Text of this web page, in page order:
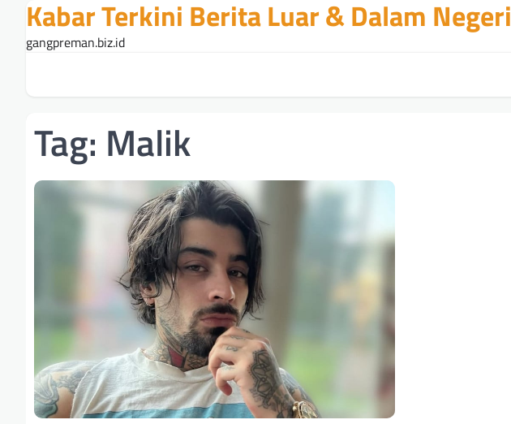
content
Kabar Terkini Berita Luar & Dalam Negeri
gangpreman.biz.id
Tag: Malik